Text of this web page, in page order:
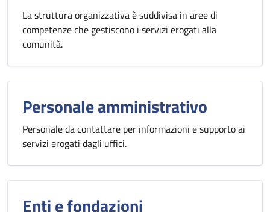
La struttura organizzativa è suddivisa in aree di
competenze che gestiscono i servizi erogati alla
comunità.
Personale amministrativo
Personale da contattare per informazioni e supporto ai
servizi erogati dagli uffici.
Enti e fondazioni